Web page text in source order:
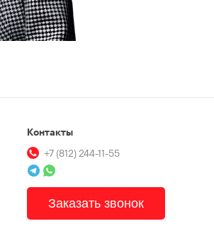
Контакты
+7 (812) 244-11-55
Заказать звонок